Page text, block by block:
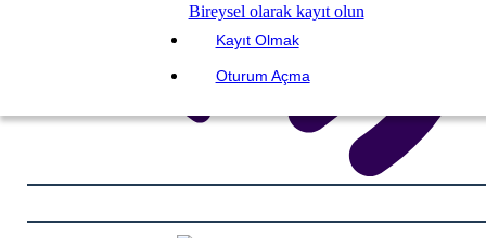
Bireysel olarak kayıt olun
Kayıt Olmak
Oturum Açma